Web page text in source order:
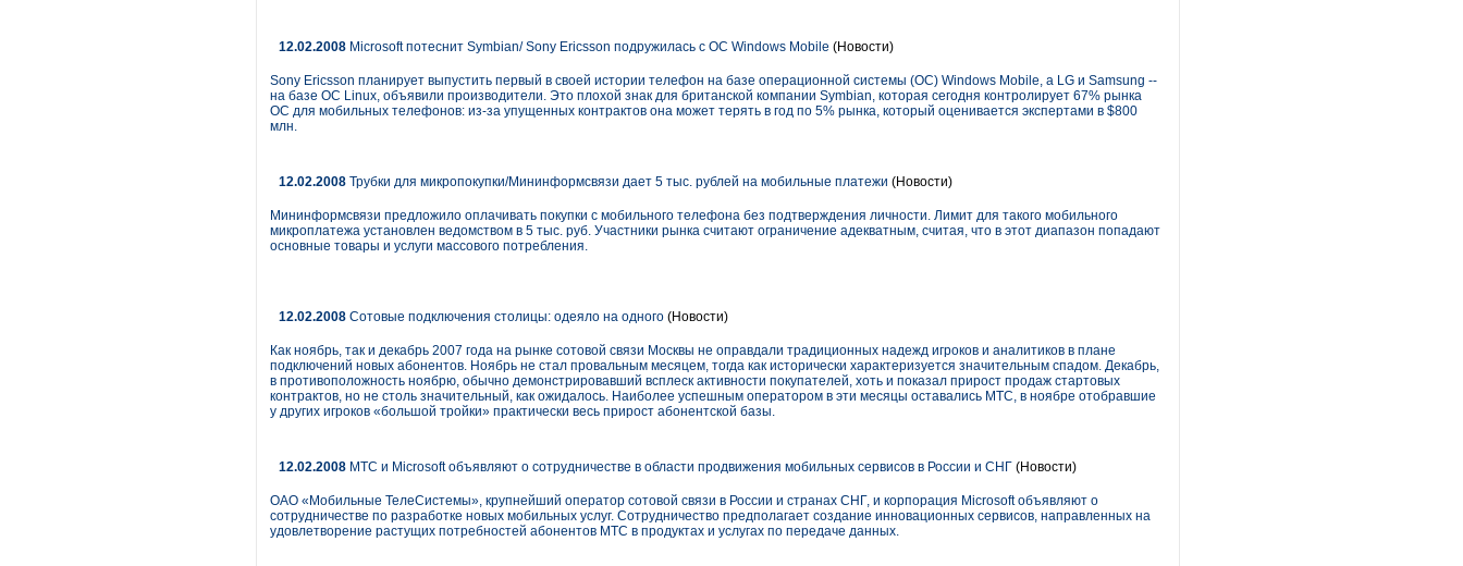
12.02.2008 Microsoft потеснит Symbian/ Sony Ericsson подружилась с ОС Windows Mobile (Новости)
Sony Ericsson планирует выпустить первый в своей истории телефон на базе операционной системы (ОС) Windows Mobile, а LG и Samsung --
на базе ОС Linux, объявили производители. Это плохой знак для британской компании Symbian, которая сегодня контролирует 67% рынка
ОС для мобильных телефонов: из-за упущенных контрактов она может терять в год по 5% рынка, который оценивается экспертами в $800
млн.
12.02.2008 Трубки для микропокупки/Мининформсвязи дает 5 тыс. рублей на мобильные платежи (Новости)
Мининформсвязи предложило оплачивать покупки с мобильного телефона без подтверждения личности. Лимит для такого мобильного
микроплатежа установлен ведомством в 5 тыс. руб. Участники рынка считают ограничение адекватным, считая, что в этот диапазон попадают
основные товары и услуги массового потребления.
12.02.2008 Сотовые подключения столицы: одеяло на одного (Новости)
Как ноябрь, так и декабрь 2007 года на рынке сотовой связи Москвы не оправдали традиционных надежд игроков и аналитиков в плане
подключений новых абонентов. Ноябрь не стал провальным месяцем, тогда как исторически характеризуется значительным спадом. Декабрь,
в противоположность ноябрю, обычно демонстрировавший всплеск активности покупателей, хоть и показал прирост продаж стартовых
контрактов, но не столь значительный, как ожидалось. Наиболее успешным оператором в эти месяцы оставались МТС, в ноябре отобравшие
у других игроков «большой тройки» практически весь прирост абонентской базы.
12.02.2008 МТС и Microsoft объявляют о сотрудничестве в области продвижения мобильных сервисов в России и СНГ (Новости)
ОАО «Мобильные ТелеСистемы», крупнейший оператор сотовой связи в России и странах СНГ, и корпорация Microsoft объявляют о
сотрудничестве по разработке новых мобильных услуг. Сотрудничество предполагает создание инновационных сервисов, направленных на
удовлетворение растущих потребностей абонентов МТС в продуктах и услугах по передаче данных.